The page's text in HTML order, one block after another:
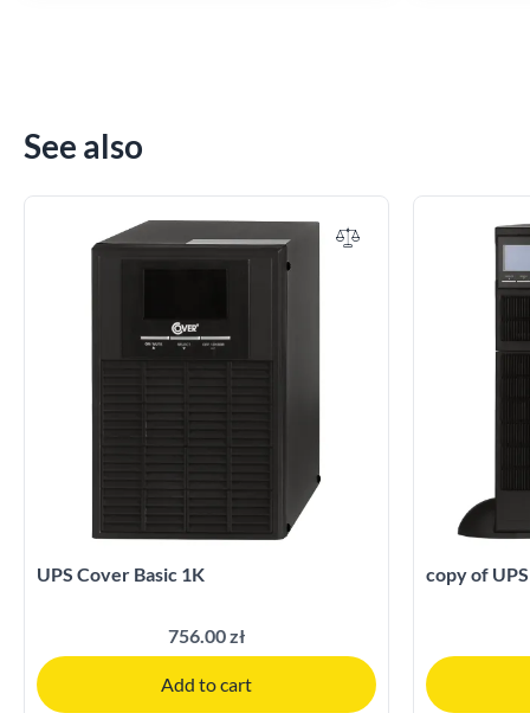
See also
UPS Cover Basic 1K
756.00 zł
Add to cart
copy of